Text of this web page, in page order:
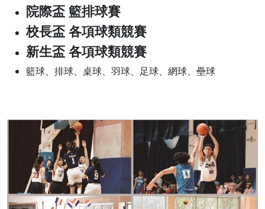
院際盃 籃排球賽
校長盃 各項球類競賽
新生盃 各項球類競賽
籃球、排球、桌球、羽球、足球、網球、壘球